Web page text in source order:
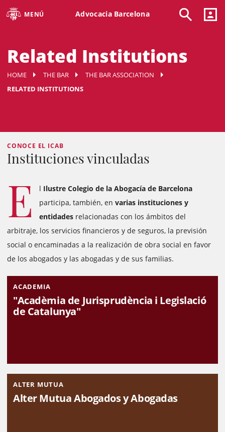
MENÚ Advocacia Barcelona
Related Institutions
HOME THE BAR
THE BAR ASSOCIATION
RELATED INSTITUTIONS
CONOCE EL ICAB
Instituciones vinculadas
E l Ilustre Colegio de la Abogacía de Barcelona
participa, también, en varias instituciones y
entidades relacionadas con los ámbitos del
arbitraje, los servicios financieros y de seguros, la previsión
social o encaminadas a la realización de obra social en favor
de los abogados y las abogadas y de sus familias.
ACADEMIA
"Acadèmia de Jurisprudència i Legislació
de Catalunya"
ALTER MUTUA
Alter Mutua Abogados y Abogadas